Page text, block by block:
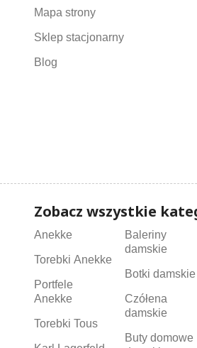
Mapa strony
Sklep stacjonarny
Blog
Zobacz wszystkie
Anekke
Torebki Anekke
Portfele
Anekke
Torebki Tous
Baleriny
damskie
Botki damskie
Czółena
damskie
Buty domowe